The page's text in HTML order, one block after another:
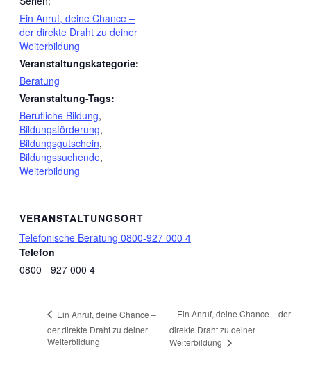
Ein Anruf, deine Chance –
der direkte Draht zu deiner
Weiterbildung
Veranstaltungskategorie:
Beratung
Veranstaltung-Tags:
Berufliche Bildung,
Bildungsförderung,
Bildungsgutschein,
Bildungssuchende,
Weiterbildung
VERANSTALTUNGSORT
Telefonische Beratung 0800-927 000 4
Telefon
0800 - 927 000 4
Ein Anruf, deine Chance –
der direkte Draht zu deiner
Weiterbildung
Ein Anruf, deine Chance – der
direkte Draht zu deiner
Weiterbildung